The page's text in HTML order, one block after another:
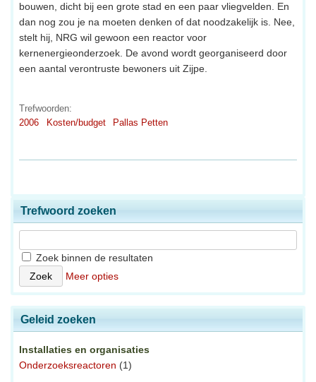
bouwen, dicht bij een grote stad en een paar vliegvelden. En
dan nog zou je na moeten denken of dat noodzakelijk is. Nee,
stelt hij, NRG wil gewoon een reactor voor
kernenergieonderzoek. De avond wordt georganiseerd door
een aantal verontruste bewoners uit Zijpe.
Trefwoorden:
2006
Kosten/budget Pallas Petten
Trefwoord zoeken
Zoek binnen de resultaten
Meer opties
Geleid zoeken
Installaties en organisaties
Onderzoeksreactoren (1)